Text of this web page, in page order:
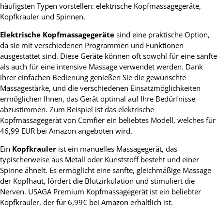
häufigsten Typen vorstellen: elektrische Kopfmassagegeräte,
Kopfkrauler und Spinnen.
Elektrische Kopfmassagegeräte sind eine praktische Option,
da sie mit verschiedenen Programmen und Funktionen
ausgestattet sind. Diese Geräte können oft sowohl für eine sanfte
als auch für eine intensive Massage verwendet werden. Dank
ihrer einfachen Bedienung genießen Sie die gewünschte
Massagestärke, und die verschiedenen Einsatzmöglichkeiten
ermöglichen Ihnen, das Gerät optimal auf Ihre Bedürfnisse
abzustimmen. Zum Beispiel ist das elektrische
Kopfmassagegerät von Comfier ein beliebtes Modell, welches für
46,99 EUR bei Amazon angeboten wird.
Ein Kopfkrauler ist ein manuelles Massagegerät, das
typischerweise aus Metall oder Kunststoff besteht und einer
Spinne ähnelt. Es ermöglicht eine sanfte, gleichmäßige Massage
der Kopfhaut, fördert die Blutzirkulation und stimuliert die
Nerven. USAGA Premium Kopfmassagegerät ist ein beliebter
Kopfkrauler, der für 6,99€ bei Amazon erhältlich ist.